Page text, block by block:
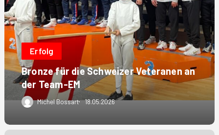
Schweizer
Veteranen
an
der
Team-
EM
Erfolg
Bronze für die Schweizer Veteranen an
der Team-EM
Michel Bossart 18.05.2026